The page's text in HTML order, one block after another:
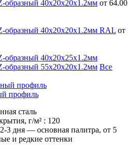
40х20х20х1.2мм от 64.00
40х20х20х1.2мм RAL от
40х20х25х1.2мм
55х20х20х1.2мм Все
профиль
сталь
г/м² : 120
2-3 дня — основная палитра, от 5
и редкие оттенки